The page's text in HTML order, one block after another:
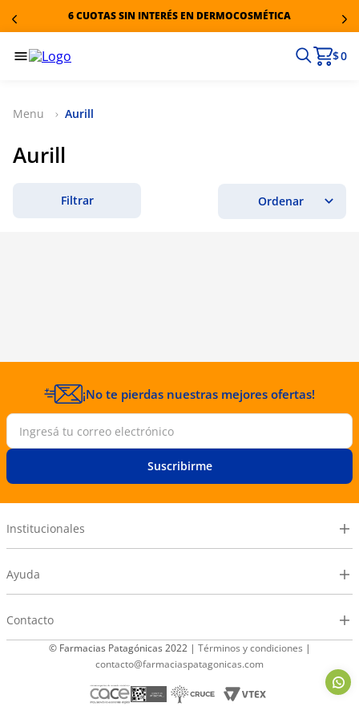
6 CUOTAS SIN INTERÉS EN DERMOCOSMÉTICA
$ 0
Aurill
Aurill
Filtrar
¡No te pierdas nuestras mejores ofertas!
Suscribirme
Institucionales
Ayuda
Contacto
© Farmacias Patagónicas 2022 | Términos y condiciones |
contacto@farmaciaspatagonicas.com